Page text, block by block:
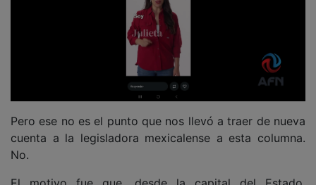
Pero ese no es el punto que nos llevó a traer de nueva
cuenta a la legisladora mexicalense a esta columna.
No.